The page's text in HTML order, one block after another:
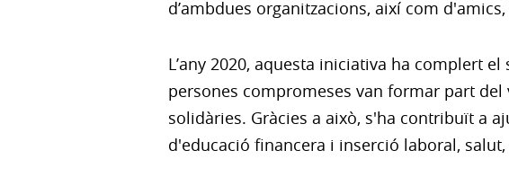
d’ambdues organitzacions, així com
L’any 2020, aquesta iniciativa ha complert
persones compromeses van formar part del
solidàries. Gràcies a això, s'ha contribuït a
d'educació financera i inserció laboral,